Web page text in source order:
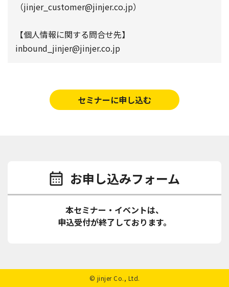
（jinjer_customer@jinjer.co.jp）
【個人情報に関する問合せ先】
inbound_jinjer@jinjer.co.jp
セミナーに申し込む
お申し込みフォーム
本セミナー・イベントは、
申込受付が終了しております。
© jinjer Co., Ltd.